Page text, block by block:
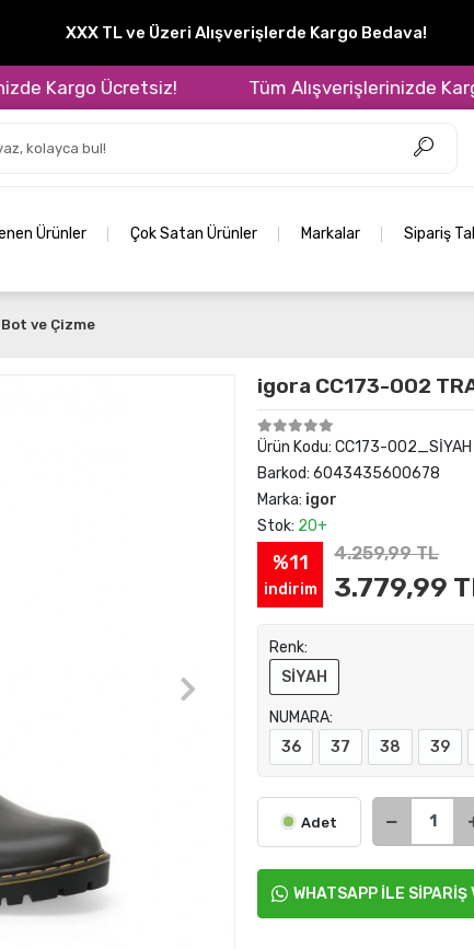
XXX TL ve Üzeri Alışverişlerde Kargo Bedava!
Kargo Ücretsiz! Tüm Alışverişlerinizde Kargo
Ürünler Çok Satan Ürünler Markalar Sipariş
Bot ve Çizme
igora CC173-002
Ürün Kodu: CC173-002_SİYAH
Barkod: 6043435600678
Marka: igor
Stok: 20+
%11
indirim
4.259,99 TL
3.779,99
Renk:
SİYAH
NUMARA:
36
37 38 39
Adet
WHATSAPP İLE SİPARİŞ